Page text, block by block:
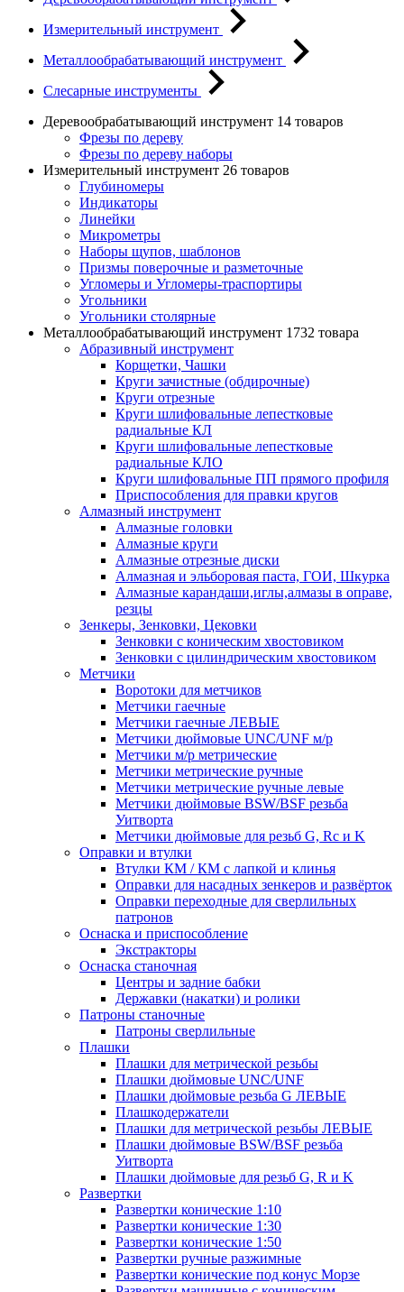
Измерительный инструмент
Металлообрабатывающий инструмент
Слесарные инструменты
Деревообрабатывающий инструмент 14 товаров
Фрезы по дереву
Фрезы по дереву наборы
Измерительный инструмент 26 товаров
Глубиномеры
Индикаторы
Линейки
Микрометры
Наборы щупов, шаблонов
Призмы поверочные и разметочные
Угломеры и Угломеры-траспортиры
Угольники
Угольники столярные
Металлообрабатывающий инструмент 1732 товара
Абразивный инструмент
Корщетки, Чашки
Круги зачистные (обдирочные)
Круги отрезные
Круги шлифовальные лепестковые
радиальные КЛ
Круги шлифовальные лепестковые
радиальные КЛО
Круги шлифовальные ПП прямого профиля
Приспособления для правки кругов
Алмазный инструмент
Алмазные головки
Алмазные круги
Алмазные отрезные диски
Алмазная и эльборовая паста, ГОИ, Шкурка
Алмазные карандаши,иглы,алмазы в оправе,
резцы
Зенкеры, Зенковки, Цековки
Зенковки с коническим хвостовиком
Зенковки с цилиндрическим хвостовиком
Метчики
Воротоки для метчиков
Метчики гаечные
Метчики гаечные ЛЕВЫЕ
Метчики дюймовые UNC/UNF м/р
Метчики м/р метрические
Метчики метрические ручные
Метчики метрические ручные левые
Метчики дюймовые BSW/BSF резьба
Уитворта
Метчики дюймовые для резьб G, Rc и K
Оправки и втулки
Втулки КМ / КМ с лапкой и клинья
Оправки для насадных зенкеров и развёрток
Оправки переходные для сверлильных
патронов
Оснаска и приспособление
Экстракторы
Оснаска станочная
Центры и задние бабки
Державки (накатки) и ролики
Патроны станочные
Патроны сверлильные
Плашки
Плашки для метрической резьбы
Плашки дюймовые UNC/UNF
Плашки дюймовые резьба G ЛЕВЫЕ
Плашкодержатели
Плашки для метрической резьбы ЛЕВЫЕ
Плашки дюймовые BSW/BSF резьба
Уитворта
Плашки дюймовые для резьб G, R и K
Развертки
Развертки конические 1:10
Развертки конические 1:30
Развертки конические 1:50
Развертки ручные разжимные
Развертки конические под конус Морзе